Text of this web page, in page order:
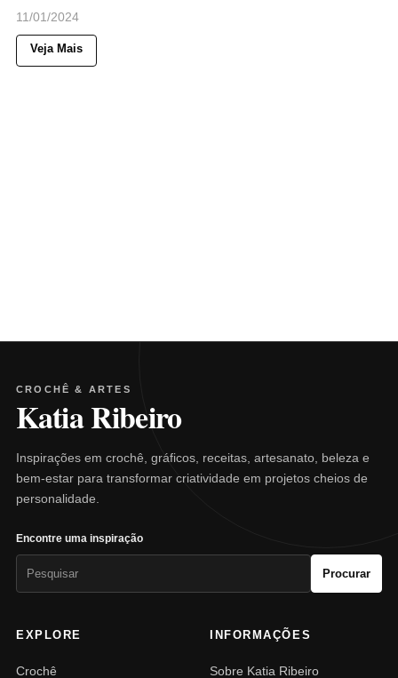
11/01/2024
Veja Mais
CROCHÊ & ARTES
Katia Ribeiro
Inspirações em crochê, gráficos, receitas, artesanato, beleza e
bem-estar para transformar criatividade em projetos cheios de
personalidade.
Encontre uma inspiração
Procurar
EXPLORE
Crochê
INFORMAÇÕES
Sobre Katia Ribeiro